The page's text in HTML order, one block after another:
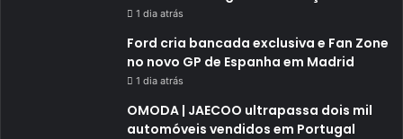
1 dia atrás
Ford cria bancada exclusiva e Fan Zone
no novo GP de Espanha em Madrid
1 dia atrás
OMODA | JAECOO ultrapassa dois mil
automóveis vendidos em Portugal